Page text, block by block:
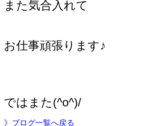
また気合入れて
お仕事頑張ります♪
ではまた(^o^)/
》ブログ一覧へ戻る